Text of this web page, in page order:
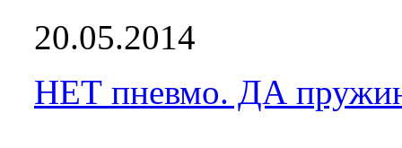
20.05.2014
НЕТ пневмо. ДА